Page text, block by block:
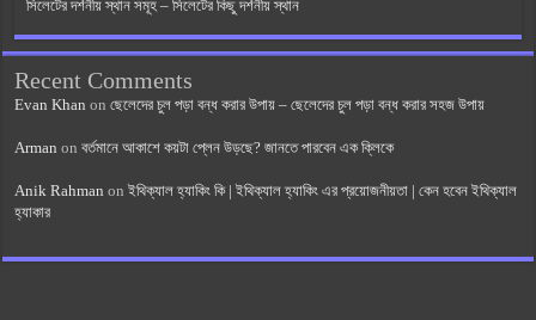
সিলেটের দর্শনীয় স্থান সমূহ – সিলেটের কিছু দর্শনীয় স্থান
Recent Comments
Evan Khan onছেলেদের চুল পড়া বন্ধ করার উপায় – ছেলেদের চুল পড়া বন্ধ করার সহজ উপায়
Arman onবর্তমানে আকাশে কয়টা প্লেন উড়ছে? জানতে পারবেন এক ক্লিকে
Anik Rahman onইথিক্যাল হ্যাকিং কি | ইথিক্যাল হ্যাকিং এর প্রয়োজনীয়তা | কেন হবেন ইথিক্যাল
হ্যাকার